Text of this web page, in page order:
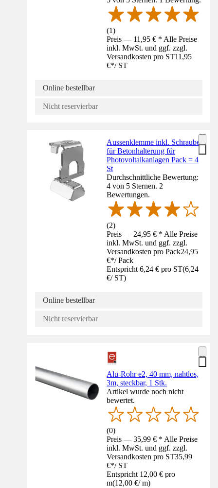
(1)
Preis — 11,95 € * Alle Preise
inkl. MwSt. und ggf. zzgl.
Versandkosten pro ST11,95
€*/ ST
Online bestellbar
Nicht reservierbar
Aussenklemme inkl. Schraube
für Betonhalterung für
Photovoltaikanlagen Pack = 4
St
Durchschnittliche Bewertung:
4 von 5 Sternen. 2
Bewertungen.
(2)
Preis — 24,95 € * Alle Preise
inkl. MwSt. und ggf. zzgl.
Versandkosten pro Pack24,95
€*/ Pack
Entspricht 6,24 € pro ST(6,24
€/ ST)
Online bestellbar
Nicht reservierbar
Alu-Rohr e2, 40 mm, nahtlos,
3m, steckbar, 1 Stk.
Artikel wurde noch nicht
bewertet.
(0)
Preis — 35,99 € * Alle Preise
inkl. MwSt. und ggf. zzgl.
Versandkosten pro ST35,99
€*/ ST
Entspricht 12,00 € pro
m(12,00 €/ m)